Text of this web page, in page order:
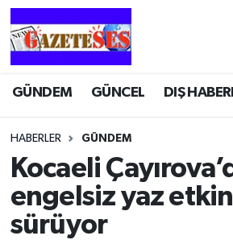
GÜNDEM GÜNCEL DIŞ
HABERLER GÜNDEM
Kocaeli
engelsiz yaz
sürüyor